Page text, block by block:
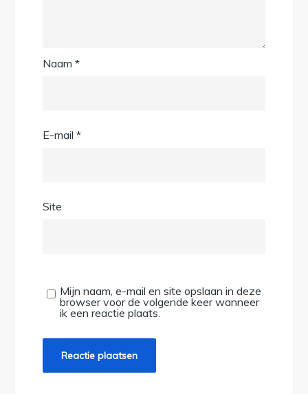
Naam*
E-mail*
Site
Mijn naam, e-mail en site opslaan in deze
browser voor de volgende keer wanneer
ik een reactie plaats.